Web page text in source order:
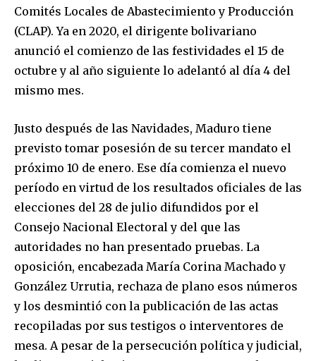
Join our community of
SUBSCRIBERS and be part of the
conversation.
To subscribe, simply enter your email address on our website
or click the subscribe button below. Don't worry, we respect
your privacy and won't spam your inbox. Your information is
safe with us.
Comités Locales de Abastecimiento y Producción
(CLAP). Ya en 2020, el dirigente bolivariano
anunció el comienzo de las festividades el 15 de
octubre y al año siguiente lo adelantó al día 4 del
mismo mes.
Justo después de las Navidades, Maduro tiene
previsto tomar posesión de su tercer mandato el
próximo 10 de enero. Ese día comienza el nuevo
período en virtud de los resultados oficiales de las
elecciones del 28 de julio difundidos por el
Consejo Nacional Electoral y del que las
autoridades no han presentado pruebas. La
oposición, encabezada María Corina Machado y
González Urrutia, rechaza de plano esos números
y los desmintió con la publicación de las actas
recopiladas por sus testigos o interventores de
mesa. A pesar de la persecución política y judicial,